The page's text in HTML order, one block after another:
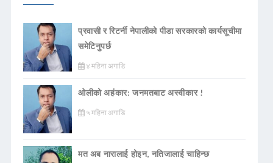
प्रवासी र रिटर्नी नेपालीको पीडा सरकारको कार्यसूचीमा
समेटिनुपर्छ
४ महिना अगाडि
ओलीको अहंकार: जनमतबाट अस्वीकार !
५ महिना अगाडि
मत अब नारालाई होइन, नतिजालाई चाहिन्छ